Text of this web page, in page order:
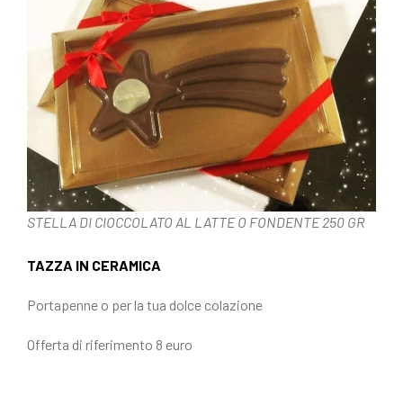
STELLA DI CIOCCOLATO AL LATTE O FONDENTE 250 GR
TAZZA IN CERAMICA
Portapenne o per la tua dolce colazione
Offerta di riferimento 8 euro